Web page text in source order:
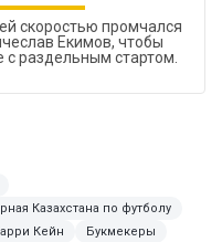
скоростью промчался
Екимов, чтобы
с раздельным стартом.
Казахстана по футболу
Кейн
Букмекеры